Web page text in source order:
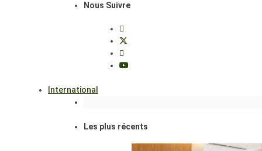
Nous Suivre
International
Les plus récents